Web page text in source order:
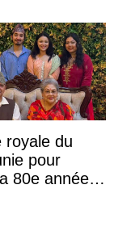
royale du
pour
80e année